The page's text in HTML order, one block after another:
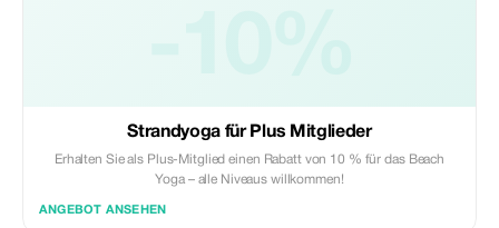
Strandyoga für Plus Mitglieder
Erhalten Sie als Plus-Mitglied einen Rabatt von 10 % für das Beach
Yoga – alle Niveaus willkommen!
ANGEBOT ANSEHEN